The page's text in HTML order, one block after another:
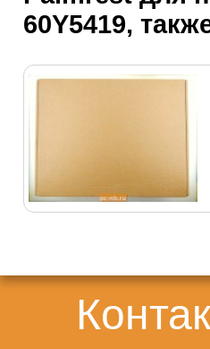
60Y5419,